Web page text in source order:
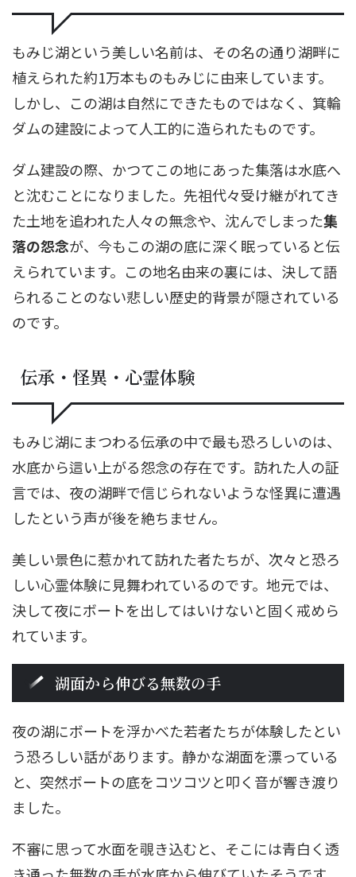
もみじ湖という美しい名前は、その名の通り湖畔に
植えられた約1万本ものもみじに由来しています。
しかし、この湖は自然にできたものではなく、箕輪
ダムの建設によって人工的に造られたものです。
ダム建設の際、かつてこの地にあった集落は水底へ
と沈むことになりました。先祖代々受け継がれてき
た土地を追われた人々の無念や、沈んでしまった集
落の怨念が、今もこの湖の底に深く眠っていると伝
えられています。この地名由来の裏には、決して語
られることのない悲しい歴史的背景が隠されている
のです。
伝承・怪異・心霊体験
もみじ湖にまつわる伝承の中で最も恐ろしいのは、
水底から這い上がる怨念の存在です。訪れた人の証
言では、夜の湖畔で信じられないような怪異に遭遇
したという声が後を絶ちません。
美しい景色に惹かれて訪れた者たちが、次々と恐ろ
しい心霊体験に見舞われているのです。地元では、
決して夜にボートを出してはいけないと固く戒めら
れています。
湖面から伸びる無数の手
夜の湖にボートを浮かべた若者たちが体験したとい
う恐ろしい話があります。静かな湖面を漂っている
と、突然ボートの底をコツコツと叩く音が響き渡り
ました。
不審に思って水面を覗き込むと、そこには青白く透